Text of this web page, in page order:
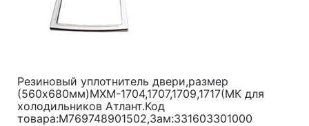
Резиновый уплотнитель двери,размер
(560x680мм)МХМ-1704,1707,1709,1717(МК для
холодильников Атлант.Код
товара:M769748901502,Зам:331603301000